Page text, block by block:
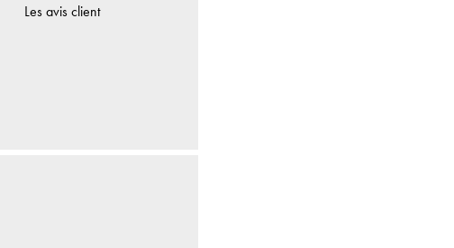
Les avis client